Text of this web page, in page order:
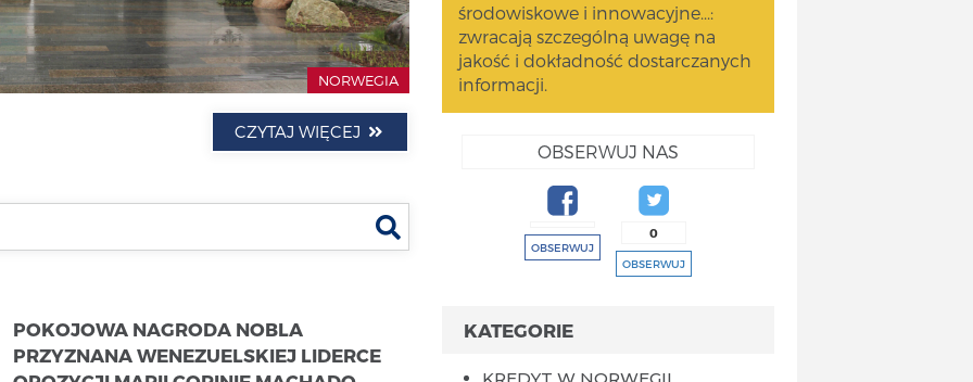
NORWEGIA
CZYTAJ WIĘCEJ
POKOJOWA NAGRODA NOBLA
PRZYZNANA WENEZUELSKIEJ LIDERCE
środowiskowe i innowacyjne...:
zwracają szczególną uwagę na
jakość i dokładność dostarczanych
informacji.
OBSERWUJ NAS
OBSERWUJ
0
OBSERWUJ
KATEGORIE